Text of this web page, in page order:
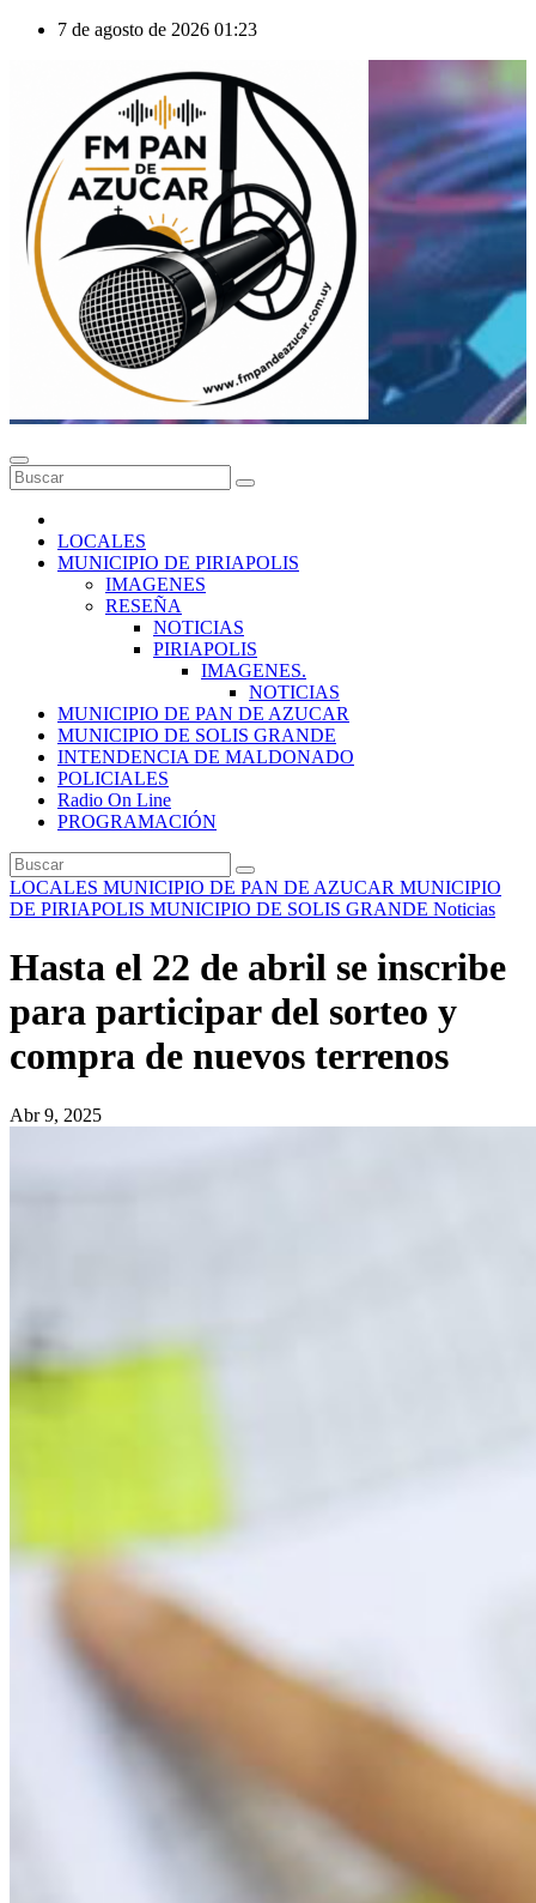
Saltar
7 de agosto de 2026 01:23
LOCALES
MUNICIPIO DE PIRIAPOLIS
IMAGENES
RESEÑA
NOTICIAS
PIRIAPOLIS
IMAGENES.
NOTICIAS
MUNICIPIO DE PAN DE AZUCAR
MUNICIPIO DE SOLIS GRANDE
INTENDENCIA DE MALDONADO
POLICIALES
Radio On Line
PROGRAMACIÓN
LOCALES MUNICIPIO DE PAN DE AZUCAR MUNICIPIO
DE PIRIAPOLIS MUNICIPIO DE SOLIS GRANDE Noticias
Hasta el 22 de abril se inscribe
para participar del sorteo y
compra de nuevos terrenos
Abr 9, 2025